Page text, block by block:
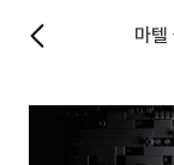
마텔